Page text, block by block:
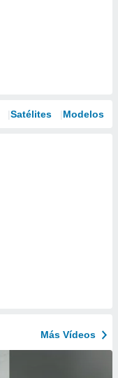
Satélites Modelos
Más Vídeos